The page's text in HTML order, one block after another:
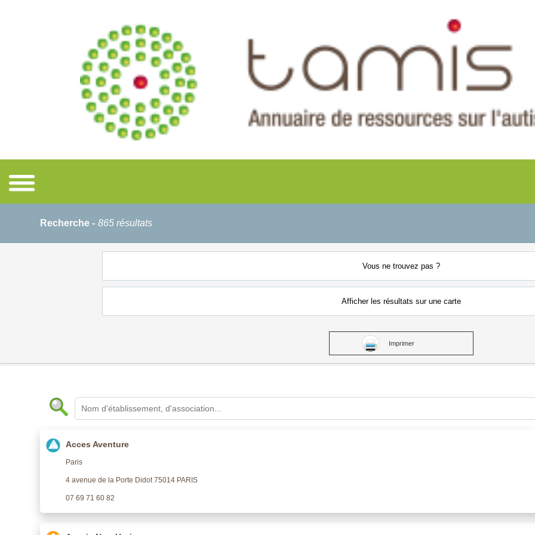
Recherche - 865 résultats
Vous ne trouvez pas ?
Afficher les résultats sur une carte
Imprimer
Acces Aventure
Paris
4 avenue de la Porte Didot 75014 PARIS
07 69 71 60 82